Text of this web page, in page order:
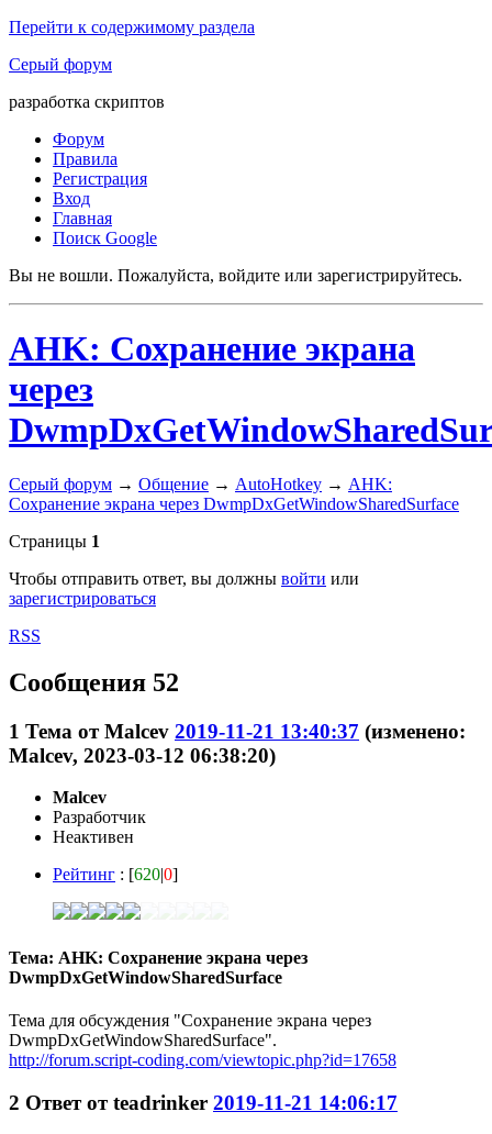
Перейти к содержимому раздела
Серый форум
разработка скриптов
Форум
Правила
Регистрация
Вход
Главная
Поиск Google
Вы не вошли. Пожалуйста, войдите или зарегистрируйтесь.
AHK: Сохранение экрана
через
Серый форум → Общение → AutoHotkey → AHK:
Сохранение экрана через DwmpDxGetWindowSharedSurface
Страницы 1
Чтобы отправить ответ, вы должны войти или
зарегистрироваться
RSS
Сообщения 52
1 Тема отMalcev 2019-11-21 13:40:37 (изменено:
Malcev, 2023-03-12 06:38:20)
Malcev
Разработчик
Неактивен
Рейтинг : [620|0]
Тема: AHK: Сохранение экрана через
DwmpDxGetWindowSharedSurface
Тема для обсуждения "Сохранение экрана через
DwmpDxGetWindowSharedSurface".
http://forum.script-coding.com/viewtopic.php?id=17658
2 Ответ отteadrinker 2019-11-21 14:06:17